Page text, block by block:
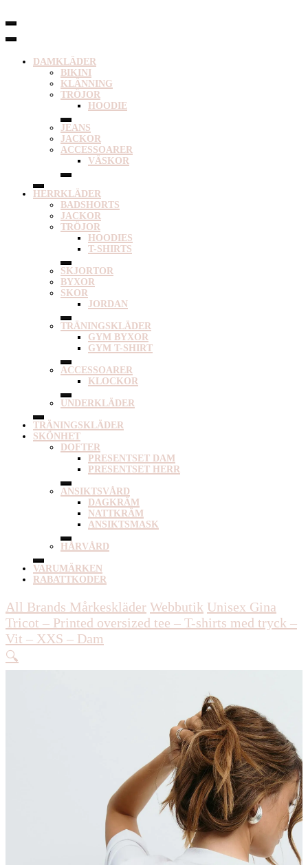
DAMKLÄDER
BIKINI
KLÄNNING
TRÖJOR
HOODIE
JEANS
JACKOR
ACCESSOARER
VÄSKOR
HERRKLÄDER
BADSHORTS
JACKOR
TRÖJOR
HOODIES
T-SHIRTS
SKJORTOR
BYXOR
SKOR
JORDAN
TRÄNINGSKLÄDER
GYM BYXOR
GYM T-SHIRT
ACCESSOARER
KLOCKOR
UNDERKLÄDER
TRÄNINGSKLÄDER
SKÖNHET
DOFTER
PRESENTSET DAM
PRESENTSET HERR
ANSIKTSVÅRD
DAGKRÄM
NATTKRÄM
ANSIKTSMASK
HÅRVÅRD
VARUMÄRKEN
RABATTKODER
All Brands Mårkeskläder Webbutik Unisex Gina
Tricot – Printed oversized tee – T-shirts med tryck –
Vit – XXS – Dam
🔍